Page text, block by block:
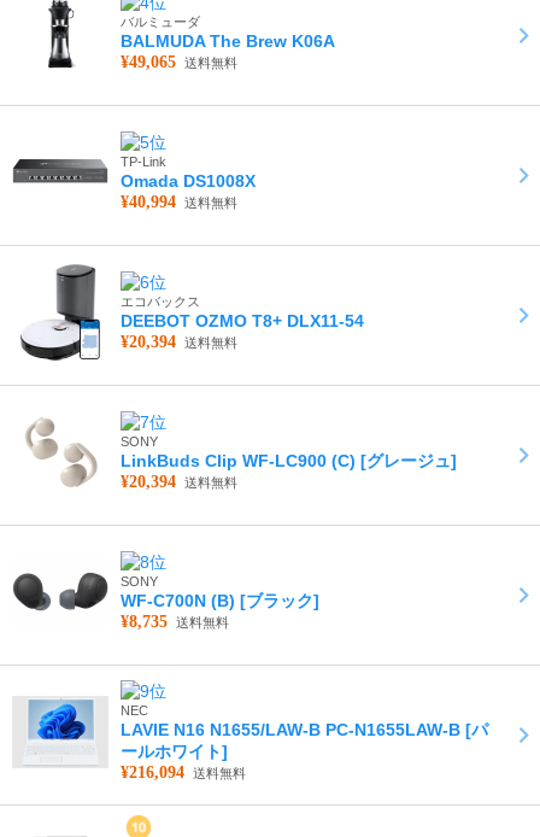
バルミューダ
BALMUDA The Brew K06A
¥49,065 送料無料
TP-Link
Omada DS1008X
¥40,994 送料無料
エコバックス
DEEBOT OZMO T8+ DLX11-54
¥20,394 送料無料
SONY
LinkBuds Clip WF-LC900 (C) [グレージュ]
¥20,394 送料無料
SONY
WF-C700N (B) [ブラック]
¥8,735 送料無料
NEC
LAVIE N16 N1655/LAW-B PC-N1655LAW-B [パ
ールホワイト]
¥216,094 送料無料